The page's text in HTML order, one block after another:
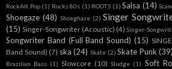
RockAlt Pop (1) Rocks 80s (1) ROOTS (1) Salsa (14)
Shoegaze (48) Shoeghaze (2) Singer
(15) Singer-Songwriter (Acoustic) (4) Singer-
Songwriter Band (Full Band Sound) (15)
Band Sound) (7) ska (24) Skate (2) Skate Punk (39)
Brazilian Bass (1) Slowcore (10) Sludge (1) Soft